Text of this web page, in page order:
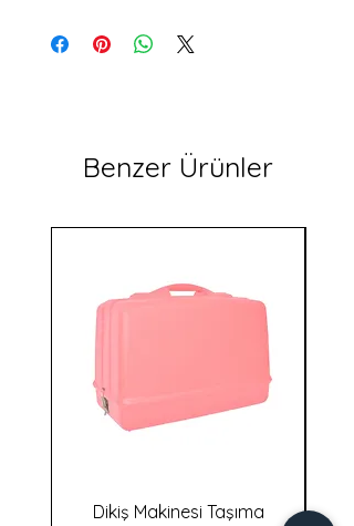
Benzer Ürünler
Dikiş Makinesi Taşıma